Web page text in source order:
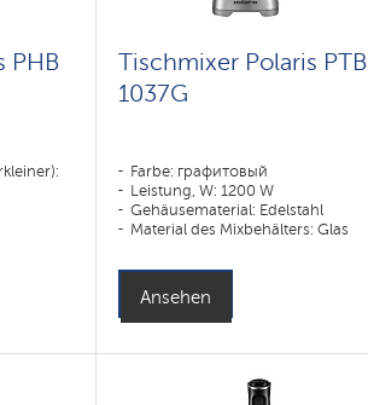
PHB
Tischmixer Polaris PTB
1037G
Farbe: графитовый
Leistung, W: 1200 W
Gehäusematerial: Edelstahl
Material des Mixbehälters: Glas
Ansehen